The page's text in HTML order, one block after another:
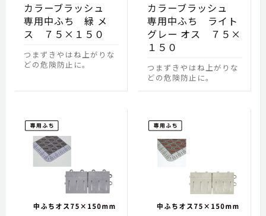
カラーブラッシュ
専用中ふち 緑 メ
ス ７５×１５０
つまずきやはね上がりな
どの危険防止に。
カラーブラッシュ
専用中ふち ライト
グレー オス ７５×
１５０
つまずきやはね上がりな
どの危険防止に。